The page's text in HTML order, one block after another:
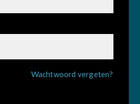
Wachtwoord vergeten?